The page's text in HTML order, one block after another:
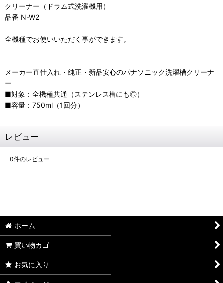
クリーナー（ドラム式洗濯機用）
品番 N-W2
全機種でお使いいただく事ができます。
メーカー直仕入れ・純正・新品安心のパナソニック洗濯槽クリーナ
ー
■対象：全機種共通（ステンレス槽にも◎）
■容量：750ml（1回分）
レビュー
0件のレビュー
ホーム
買い物カゴ
お気に入り